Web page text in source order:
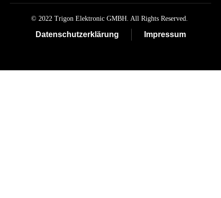
© 2022 Trigon Elektronic GMBH. All Rights Reserved.
Datenschutzerklärung Impressum